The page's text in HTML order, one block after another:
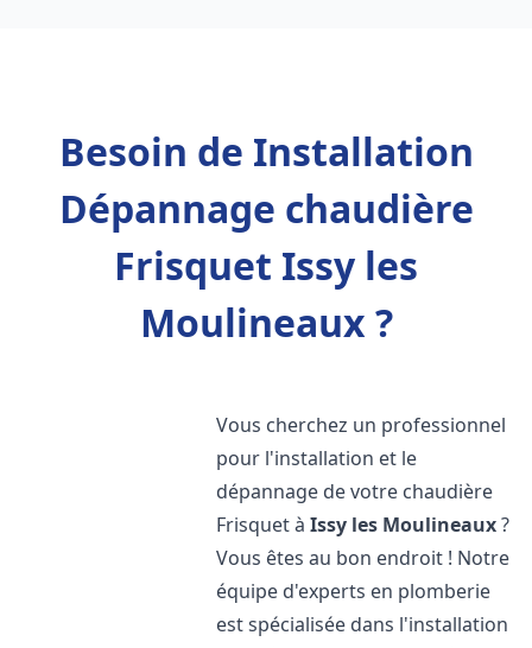
Besoin de Installation
Dépannage chaudière
Frisquet Issy les
Moulineaux ?
Vous cherchez un professionnel
pour l'installation et le
dépannage de votre chaudière
Frisquet àIssy les Moulineaux?
Vous êtes au bon endroit ! Notre
équipe d'experts en plomberie
est spécialisée dans l'installation